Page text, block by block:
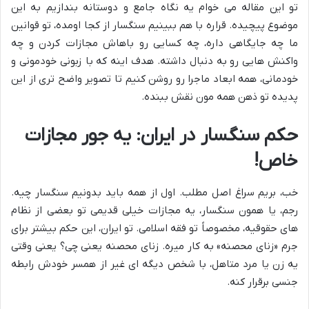
تو این مقاله می خوام یه نگاه جامع و دوستانه بندازیم به این
موضوع پیچیده. قراره با هم ببینیم سنگسار از کجا اومده، تو قوانین
ما چه جایگاهی داره، چه کسایی رو باهاش مجازات کردن و چه
واکنش هایی رو به دنبال داشته. هدف اینه که با زبونی خودمونی و
خودمانی، همه ابعاد ماجرا رو روشن کنیم تا تصویر واضح تری از این
پدیده تو ذهن همه مون نقش ببنده.
حکم سنگسار در ایران: یه جور مجازات
خاص!
خب، بریم سراغ اصل مطلب. اول از همه باید بدونیم سنگسار چیه.
رجم، یا همون سنگسار، یه مجازات خیلی قدیمی تو بعضی از نظام
های حقوقیه، مخصوصاً تو فقه اسلامی. تو ایران، این حکم بیشتر برای
جرم «زنای محصنه» به کار میره. زنای محصنه یعنی چی؟ یعنی وقتی
یه زن یا مرد متاهل، با شخص دیگه ای غیر از همسر خودش رابطه
جنسی برقرار کنه.